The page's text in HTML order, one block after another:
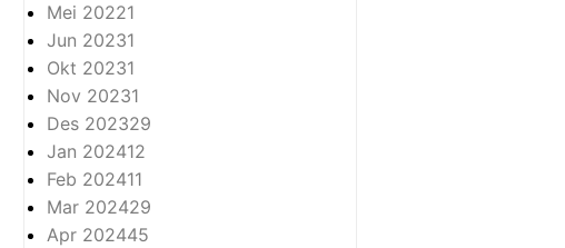
Mei 20221
Jun 20231
Okt 20231
Nov 20231
Des 202329
Jan 202412
Feb 202411
Mar 202429
Apr 202445